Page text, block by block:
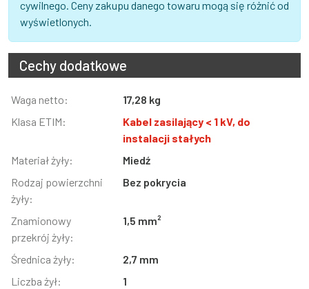
cywilnego. Ceny zakupu danego towaru mogą się różnić od
wyświetlonych.
Cechy dodatkowe
Informacja
Wartość
Waga netto:
17,28 kg
Klasa ETIM:
Kabel zasilający < 1 kV, do
instalacji stałych
Materiał żyły:
Miedź
Rodzaj powierzchni
żyły:
Bez pokrycia
Znamionowy
przekrój żyły:
1,5 mm²
Średnica żyły:
2,7 mm
Liczba żył:
1